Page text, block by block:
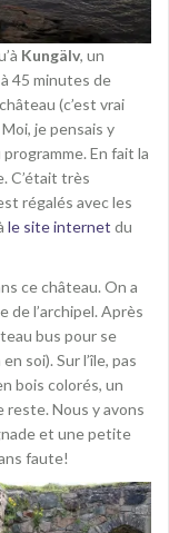
Kungälv, un
à 45 minutes de
(c’est vrai
je pensais y
En fait la
C’était très
régalés avec les
le site internet du
ce château. On a
de l’archipel. Après
bus pour se
soi). Sur l’île, pas
bois colorés, un
Nous y avons
et une petite
faute!